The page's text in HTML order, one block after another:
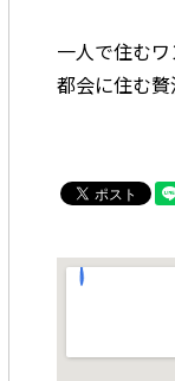
一人で住む
都会に住む贅